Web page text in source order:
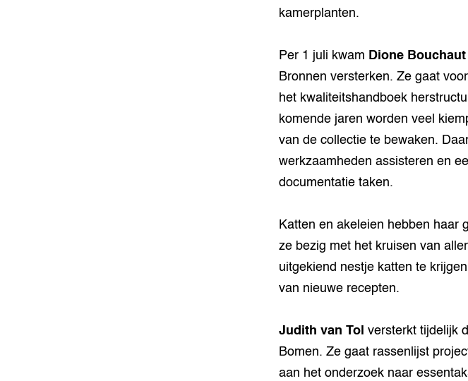
kamerplanten.
Per 1 juli kwam Dione Bouchaut
Bronnen versterken. Ze gaat
het kwaliteitshandboek
komende jaren worden veel
van de collectie te bewaken.
werkzaamheden assisteren en
documentatie taken.
Katten en akeleien hebben haar
ze bezig met het kruisen van
uitgekiend nestje katten te
van nieuwe recepten.
Judith van Tol versterkt tijdelijk
Bomen. Ze gaat rassenlijst
aan het onderzoek naar